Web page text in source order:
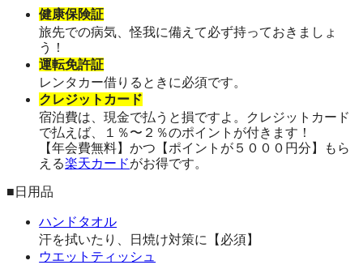
健康保険証
旅先での病気、怪我に備えて必ず持っておきましょ
う！
運転免許証
レンタカー借りるときに必須です。
クレジットカード
宿泊費は、現金で払うと損ですよ。クレジットカード
で払えば、１％〜２％のポイントが付きます！
【年会費無料】かつ【ポイントが５０００円分】もら
える楽天カードがお得です。
■日用品
ハンドタオル
汗を拭いたり、日焼け対策に【必須】
ウエットティッシュ